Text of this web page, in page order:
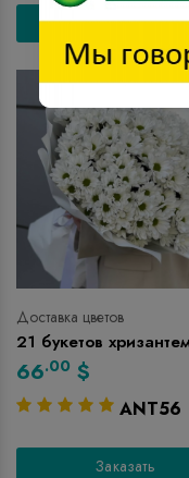
Заказать
Доставка цветов
21 букетов
66.00 $
ANT56
Заказать